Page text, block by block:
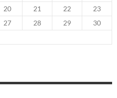
20 21 22
23
27 28 29
30